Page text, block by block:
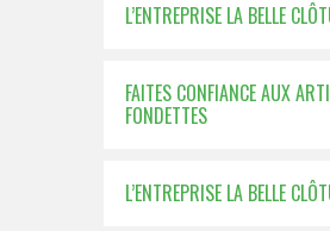
L’ENTREPRISE LA BELLE
FAITES CONFIANCE AUX
FONDETTES
L’ENTREPRISE LA BELLE